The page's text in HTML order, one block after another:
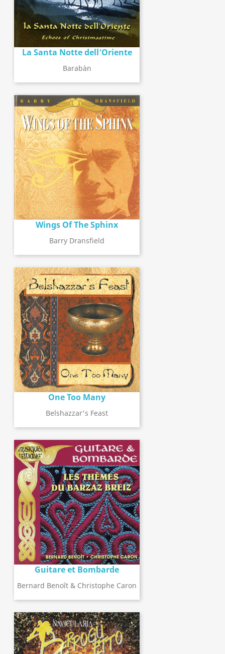
La Santa Notte dell’Oriente
Barabàn
Wings Of The Sphinx
Barry Dransfield
One Too Many
Belshazzar's Feast
Guitare et Bombarde
Bernard Benoît & Christophe Caron